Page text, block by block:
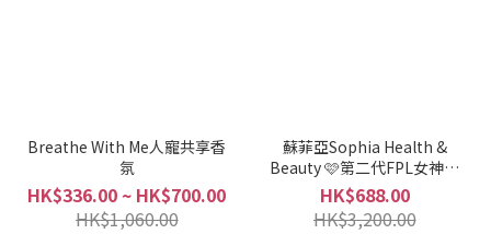
Breathe With Me人寵共享香
氛
HK$336.00 ~ HK$700.00
HK$1,060.00
蘇菲亞Sophia Health &
Beauty 🩷第二代FPL女神光
✨【英國FPL HIVE LIGHT二
代】極緻煥膚革命🌟
HK$688.00
HK$3,200.00